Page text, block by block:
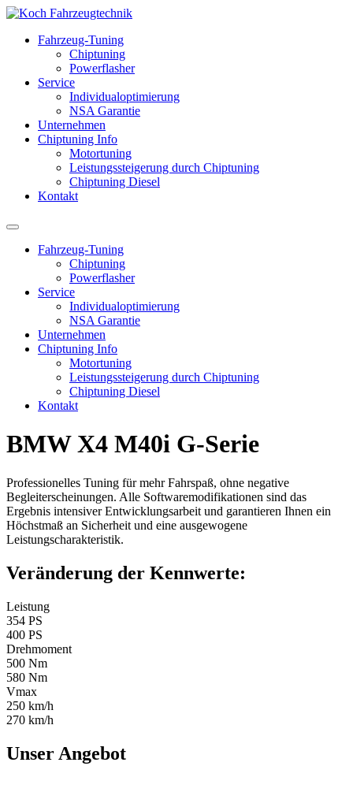
Fahrzeug-Tuning
Chiptuning
Powerflasher
Service
Individualoptimierung
NSA Garantie
Unternehmen
Chiptuning Info
Motortuning
Leistungssteigerung durch Chiptuning
Chiptuning Diesel
Kontakt
Fahrzeug-Tuning
Chiptuning
Powerflasher
Service
Individualoptimierung
NSA Garantie
Unternehmen
Chiptuning Info
Motortuning
Leistungssteigerung durch Chiptuning
Chiptuning Diesel
Kontakt
BMW X4 M40i G-Serie
Professionelles Tuning für mehr Fahrspaß, ohne negative
Begleiterscheinungen. Alle Softwaremodifikationen sind das
Ergebnis intensiver Entwicklungsarbeit und garantieren Ihnen ein
Höchstmaß an Sicherheit und eine ausgewogene
Leistungscharakteristik.
Veränderung der Kennwerte:
Leistung
354 PS
400 PS
Drehmoment
500 Nm
580 Nm
Vmax
250 km/h
270 km/h
Unser Angebot